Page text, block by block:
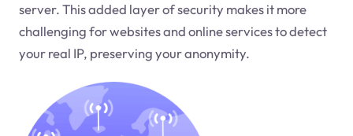
server. This added layer of security makes it more
challenging for websites and online services to detect
your real IP, preserving your anonymity.